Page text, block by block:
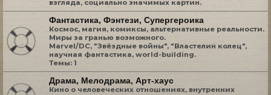
взгляда, социально значимых картин.
Фантастика, Фэнтези, Супергероика
Космос, магия, комиксы, альтернативные реальности.
Миры за гранью возможного.
Marvel/DC, "Звёздные войны", "Властелин колец",
научная фантастика, world-building.
Темы: 1
Драма, Мелодрама, Арт-хаус
Кино о человеческих отношениях, внутренних